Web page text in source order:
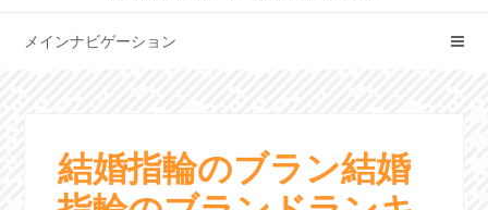
ン
ス
メインナビゲーション
結婚指輪のブラン結婚